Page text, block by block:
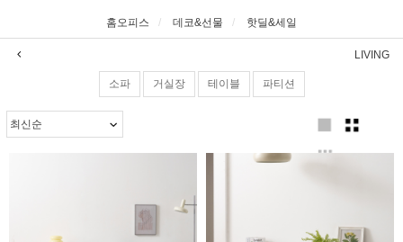
홈오피스 데코&선물 핫딜&세일
LIVING
소파 거실장 테이블 파티션